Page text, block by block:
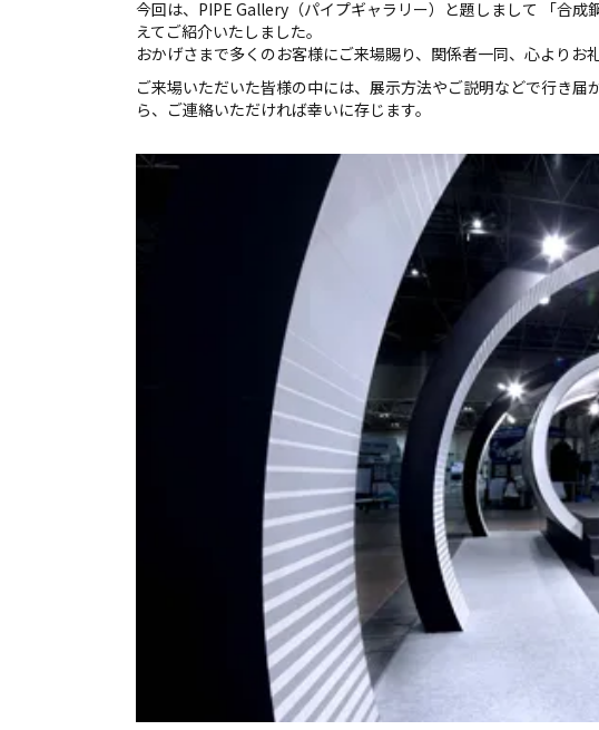
今回は、PIPE Gallery（パイプギャラリー）と題しまして 「合
えてご紹介いたしました。
おかげさまで多くのお客様にご来場賜り、関係者一同、心よりお
ご来場いただいた皆様の中には、展示方法やご説明などで行き
ら、ご連絡いただければ幸いに存じます。